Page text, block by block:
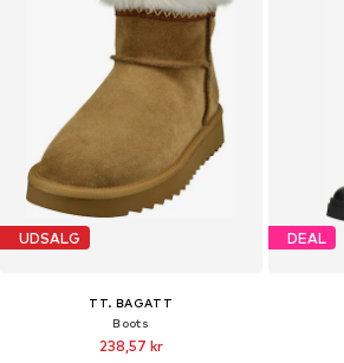
UDSALG
TT. BAGATT
Boots
238,57 kr
DEAL